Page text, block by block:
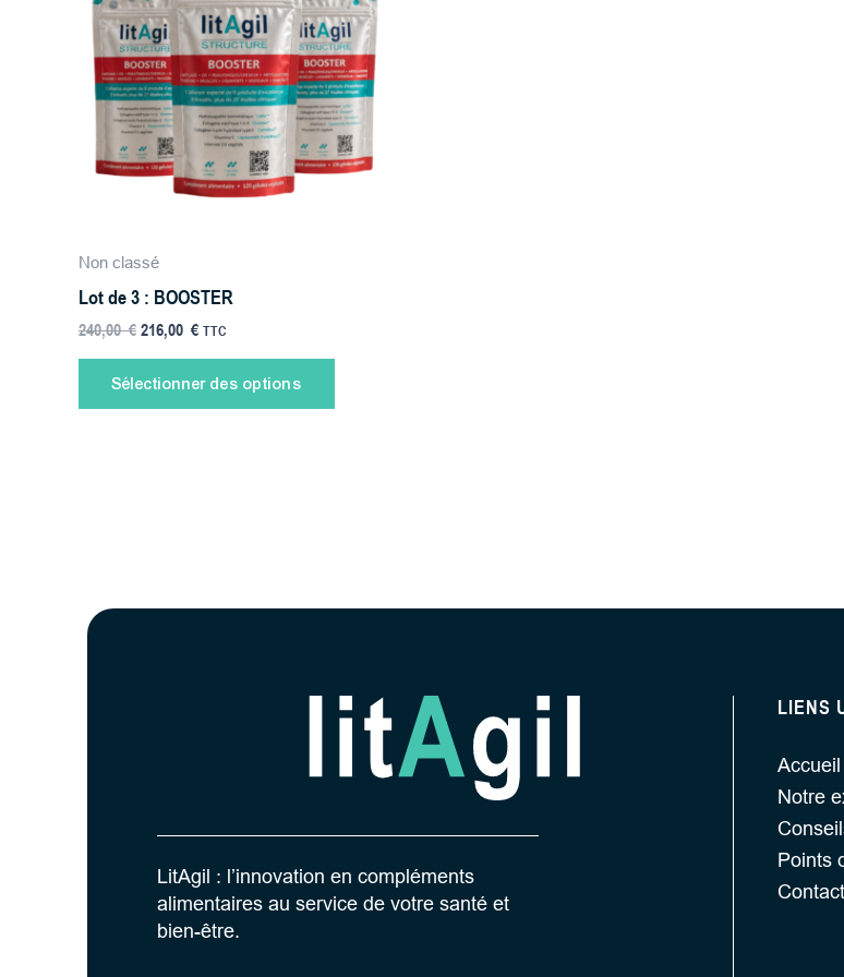
Non classé
Lot de 3 : BOOSTER
240,00€
240,00 €.
216,00 €
216,00 €.
TTC
Sélectionner des options
LitAgil : l’innovation en compléments
alimentaires au service de votre santé et
bien-être.
LIENS
Accueil
Notre
Points
Contact